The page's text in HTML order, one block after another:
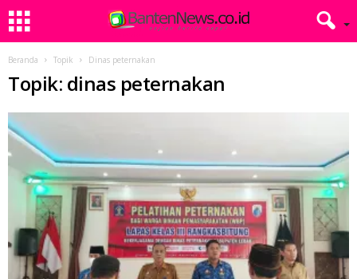
Beranda Topik Dinas peternakan
Topik: dinas peternakan